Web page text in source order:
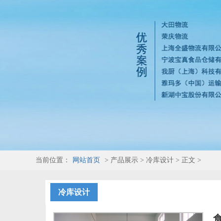
当前位置： 网站首页 > 产品展示 > 冷库设计 > 正文 >
冷库设计